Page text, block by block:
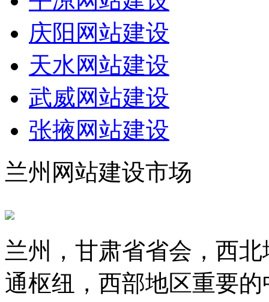
庆阳网站建设
天水网站建设
武威网站建设
张掖网站建设
兰州网站建设市场
兰州，甘肃省省会，西
通枢纽，西部地区重要